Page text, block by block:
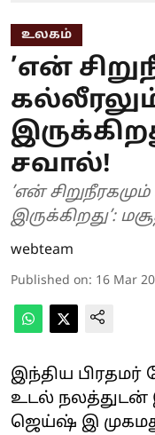
உலகம்
’என்
சவால்!
’என்
இருக்கிறது’:
webteam
Published on: 16 Mar
இந்திய பிரதமர்
உடல் நலத்துடன்
ஜெய்ஷ் இ